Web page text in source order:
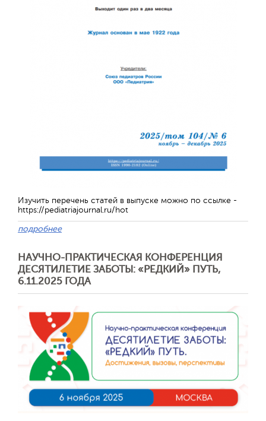
Изучить перечень статей в выпуске можно по ссылке -
https://pediatriajournal.ru/hot
подробнее
НАУЧНО-ПРАКТИЧЕСКАЯ КОНФЕРЕНЦИЯ
ДЕСЯТИЛЕТИЕ ЗАБОТЫ: «РЕДКИЙ» ПУТЬ,
6.11.2025 ГОДА
Отправить